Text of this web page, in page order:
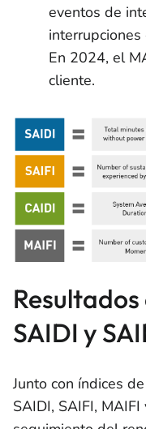
eventos de
En 2024, el
cliente.
SAIDI y
Junto con índices
SAIDI, SAIFI,